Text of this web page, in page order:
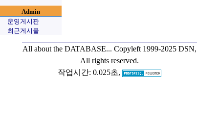
Admin
운영게시판
최근게시물
All about the DATABASE... Copyleft 1999-2025 DSN,
All rights reserved.
작업시간: 0.025초,